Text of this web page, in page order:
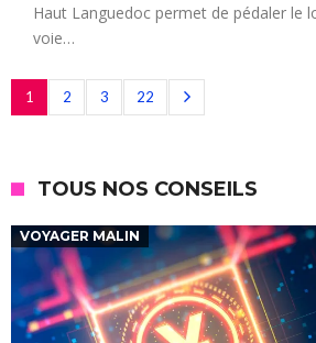
Haut Languedoc permet de pédaler le
voie…
1 2 3 22
TOUS NOS CONSEILS
VOYAGER MALIN